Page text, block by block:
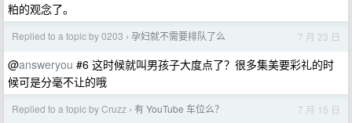
粕的观念了。
Replied to a topic by 0203 › 孕妇就不需要排队了么 7 月 23 日
@answeryou #6 这时候就叫男孩子大度点了？很多集美要彩礼的时
候可是分毫不让的哦
Replied to a topic by Cruzz › 有 YouTube 车位么？ 7 月 15 日